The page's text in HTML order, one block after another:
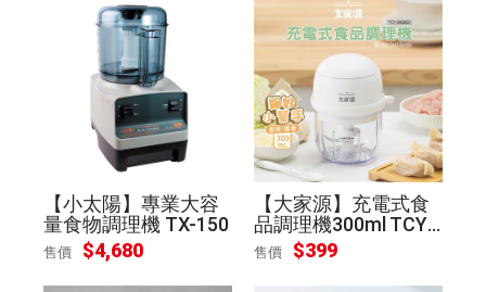
【小太陽】專業大容
量食物調理機 TX-150
售價 $4,680
【大家源】充電式食
品調理機300ml TCY-
650202
售價 $399